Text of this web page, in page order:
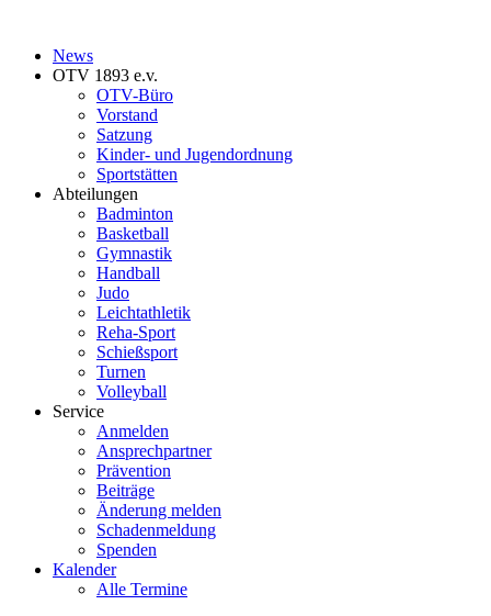
News
OTV 1893 e.v.
OTV-Büro
Vorstand
Satzung
Kinder- und Jugendordnung
Sportstätten
Abteilungen
Badminton
Basketball
Gymnastik
Handball
Judo
Leichtathletik
Reha-Sport
Schießsport
Turnen
Volleyball
Service
Anmelden
Ansprechpartner
Prävention
Beiträge
Änderung melden
Schadenmeldung
Spenden
Kalender
Alle Termine